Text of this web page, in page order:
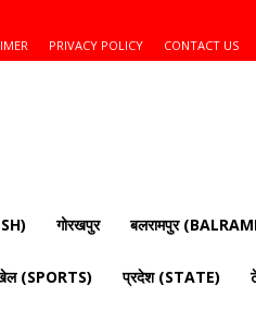
PRIVACY POLICY CONTACT US
गोरखपुर बलरामपुर
(SPORTS) प्रदेश (STATE)